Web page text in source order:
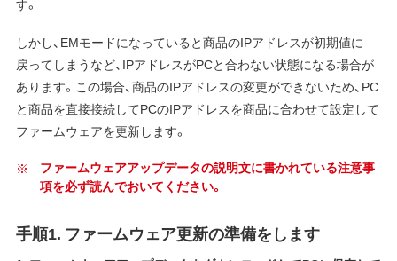
す。
しかし、EMモードになっていると商品のIPアドレスが初期値に
戻ってしまうなど、IPアドレスがPCと合わない状態になる場合が
あります。この場合、商品のIPアドレスの変更ができないため、PC
と商品を直接接続してPCのIPアドレスを商品に合わせて設定して
ファームウェアを更新します。
ファームウェアアップデータの説明文に書かれている注意事
項を必ず読んでおいてください。
手順1. ファームウェア更新の準備をします